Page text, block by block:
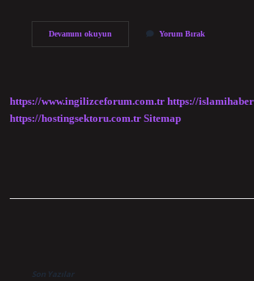
Devamını okuyunBesi
Yorum Bırak
https://www.ingilizceforum.com.tr https://
https://hostingsektoru.com.tr Sitemap
Son Yazılar